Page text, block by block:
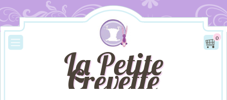
La Petite
Crevette
0